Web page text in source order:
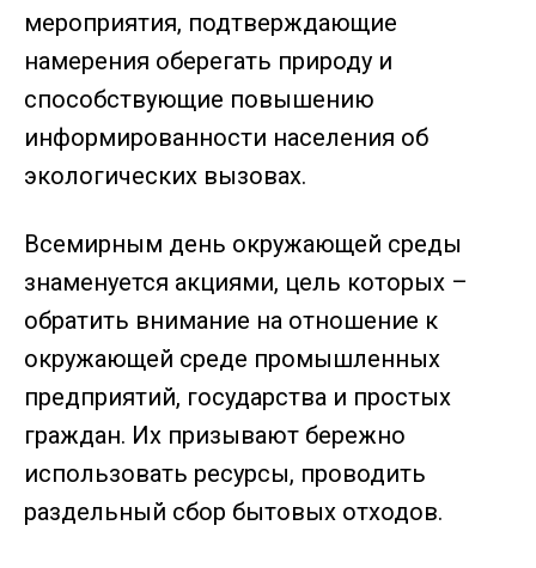
мероприятия, подтверждающие
намерения оберегать природу и
способствующие повышению
информированности населения об
экологических вызовах.
Всемирным день окружающей среды
знаменуется акциями, цель которых –
обратить внимание на отношение к
окружающей среде промышленных
предприятий, государства и простых
граждан. Их призывают бережно
использовать ресурсы, проводить
раздельный сбор бытовых отходов.